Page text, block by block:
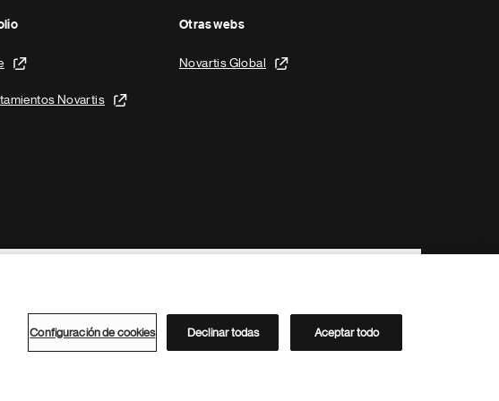
Novartis
Otras webs
Novartis Global
Directorio de Novartis
Configuración de cookies Declinar todas Aceptar todo